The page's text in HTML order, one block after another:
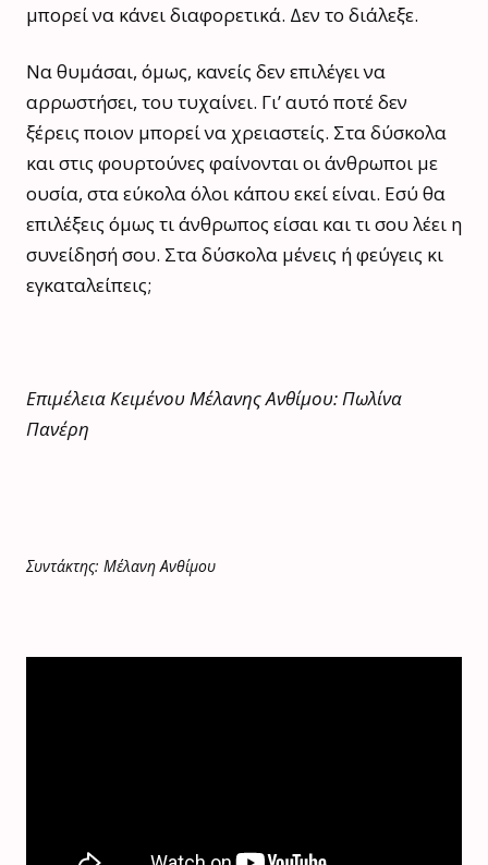
μπορεί να κάνει διαφορετικά. Δεν το διάλεξε.
Να θυμάσαι, όμως, κανείς δεν επιλέγει να
αρρωστήσει, του τυχαίνει. Γι’ αυτό ποτέ δεν
ξέρεις ποιον μπορεί να χρειαστείς. Στα δύσκολα
και στις φουρτούνες φαίνονται οι άνθρωποι με
ουσία, στα εύκολα όλοι κάπου εκεί είναι. Εσύ θα
επιλέξεις όμως τι άνθρωπος είσαι και τι σου λέει η
συνείδησή σου. Στα δύσκολα μένεις ή φεύγεις κι
εγκαταλείπεις;
Επιμέλεια Κειμένου Μέλανης Ανθίμου: Πωλίνα
Πανέρη
Συντάκτης: Μέλανη Ανθίμου